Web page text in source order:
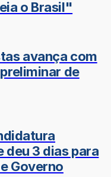
o Brasil"
avança com
de
deu 3 dias para
Governo